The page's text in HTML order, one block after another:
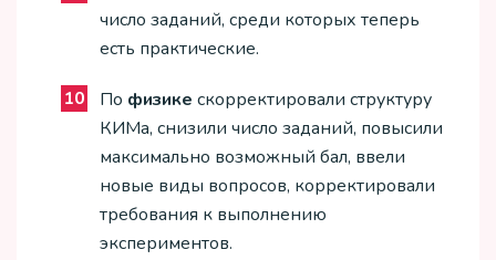
число заданий, среди которых теперь
есть практические.
По физике скорректировали структуру
КИМа, снизили число заданий, повысили
максимально возможный бал, ввели
новые виды вопросов, корректировали
требования к выполнению
экспериментов.